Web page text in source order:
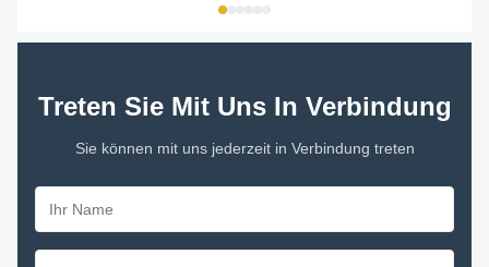
Treten Sie Mit Uns In Verbindung
Sie können mit uns jederzeit in Verbindung treten